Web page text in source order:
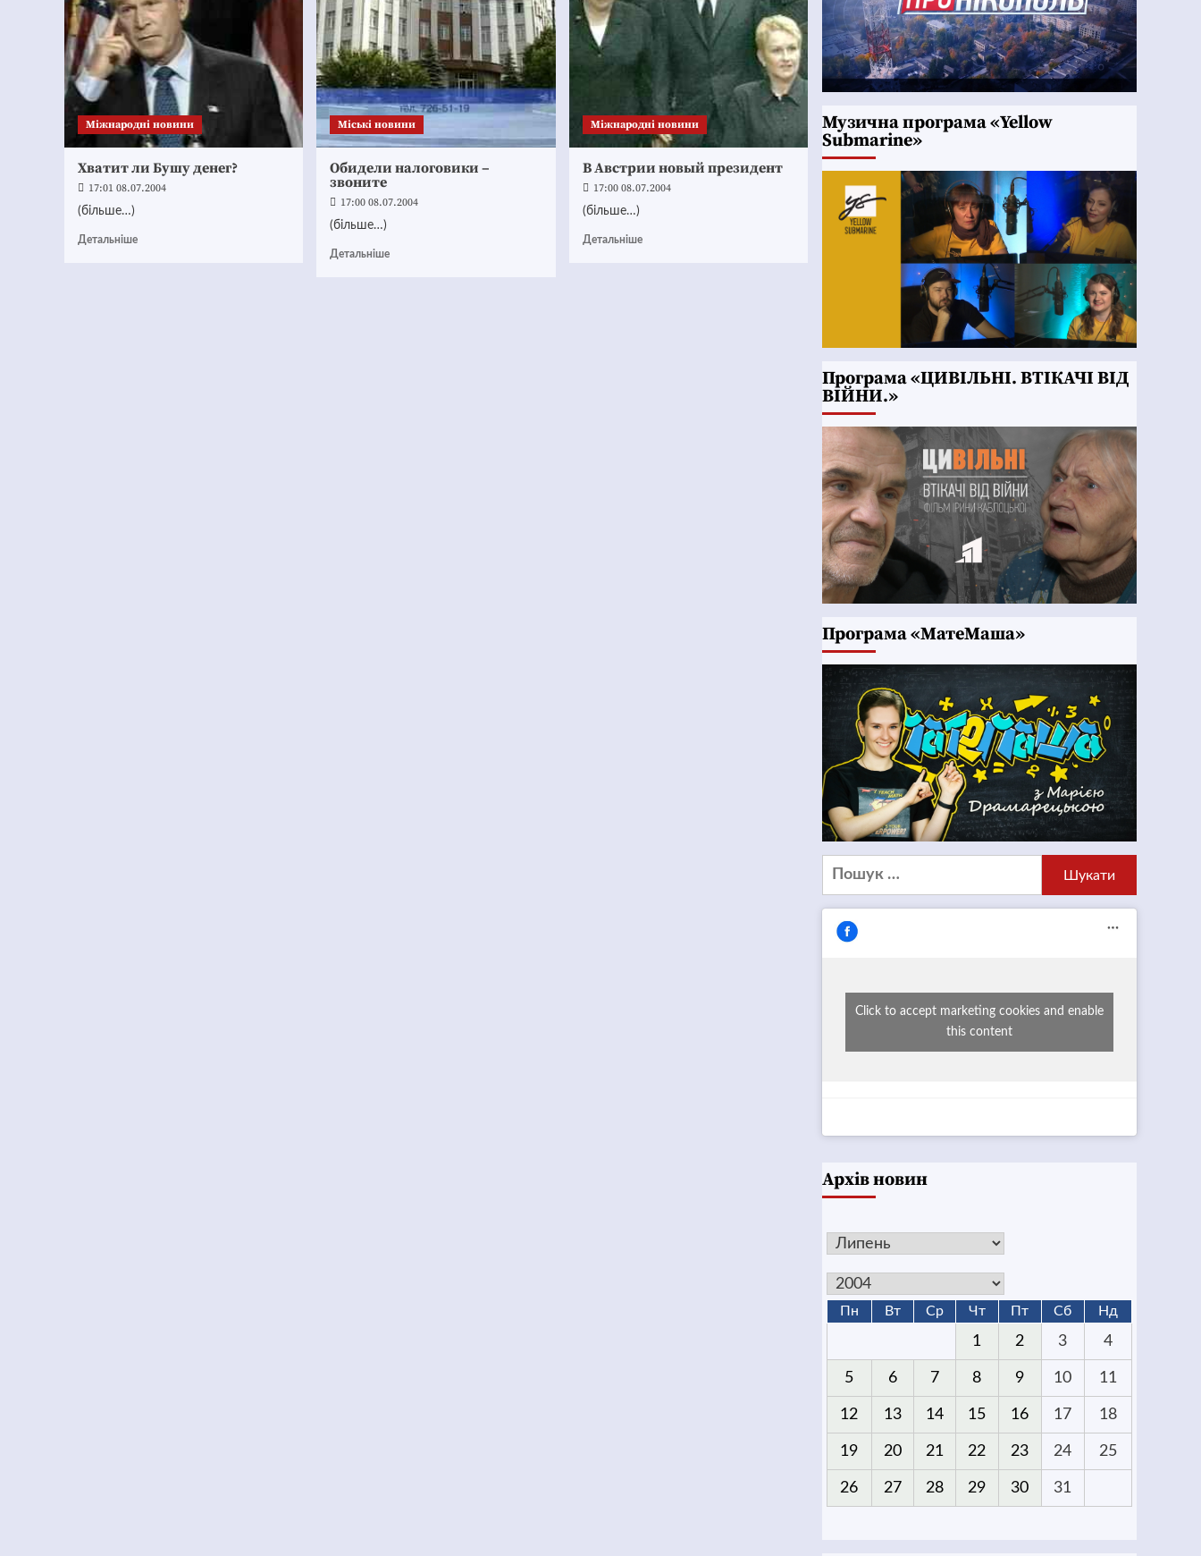
Міжнародні новини
Хватит ли Бушу денег?
17:01 08.07.2004
(більше…)
Детальніше
Mіські новини
Обидели налоговики –
звоните
17:00 08.07.2004
(більше…)
Детальніше
Міжнародні новини
В Австрии новый президент
17:00 08.07.2004
(більше…)
Детальніше
Музична програма «Yellow
Submarine»
Програма «ЦИВІЛЬНІ. ВТІКАЧІ ВІД
ВІЙНИ.»
Програма «МатеМаша»
Пошук:
Click to accept marketing cookies and enable
this content
Архів новин
Пн Вт Ср Чт Пт Сб Нд
1 2 3 4
5 6 7 8 9 10 11
12 13 14 15 16 17 18
19 20 21 22 23 24 25
26 27 28 29 30 31